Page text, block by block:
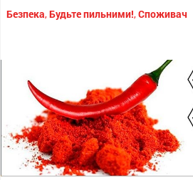
Безпека,Будьте пильними!,Споживач